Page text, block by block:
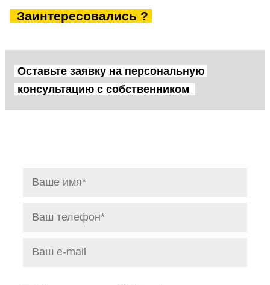
Заинтересовались ?
Оставьте заявку на персональную
консультацию с собственником